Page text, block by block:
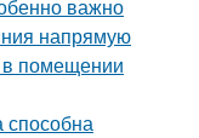
важно
напрямую
в помещении
способна